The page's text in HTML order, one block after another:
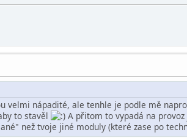
velmi nápadité, ale tenhle je podle mě
to stavěl
A přitom to vypadá na
než tvoje jiné moduly (které zase po